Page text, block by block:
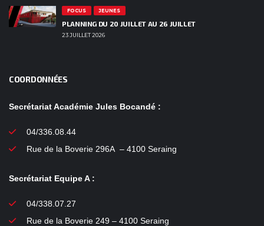
FOCUS JEUNES
PLANNING DU 20 JUILLET AU 26 JUILLET
23 JUILLET 2026
COORDONNÉES
Secrétariat Académie Jules Bocandé :
04/336.08.44
Rue de la Boverie 296A – 4100 Seraing
Secrétariat Equipe A :
04/338.07.27
Rue de la Boverie 249 – 4100 Seraing